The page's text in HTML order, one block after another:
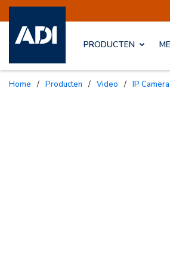
PRODUCTEN
Home / Producten / Video / IP